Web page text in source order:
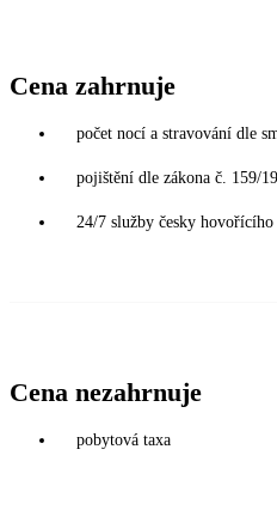
Cena zahrnuje
počet nocí a stravování dle
pojištění dle zákona č. 159/
24/7 služby česky
Cena nezahrnuje
pobytová taxa